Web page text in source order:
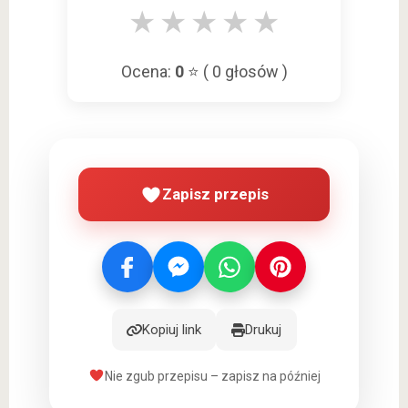
★ ★ ★ ★ ★
Ocena: 0⭐ ( 0 głosów )
Zapisz przepis
Kopiuj link Drukuj
Nie zgub przepisu – zapisz na później